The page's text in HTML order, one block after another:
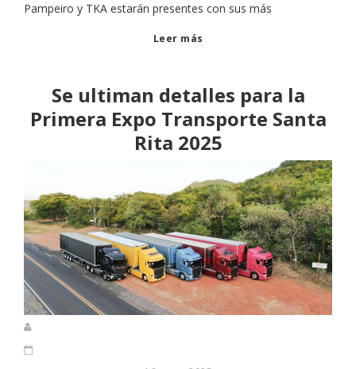
Pampeiro y TKA estarán presentes con sus más
Leer más
Se ultiman detalles para la
Primera Expo Transporte Santa
Rita 2025